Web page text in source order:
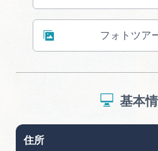
フォトツア
基本
住所